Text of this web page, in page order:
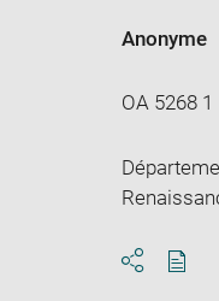
Anonyme
OA 5268 1